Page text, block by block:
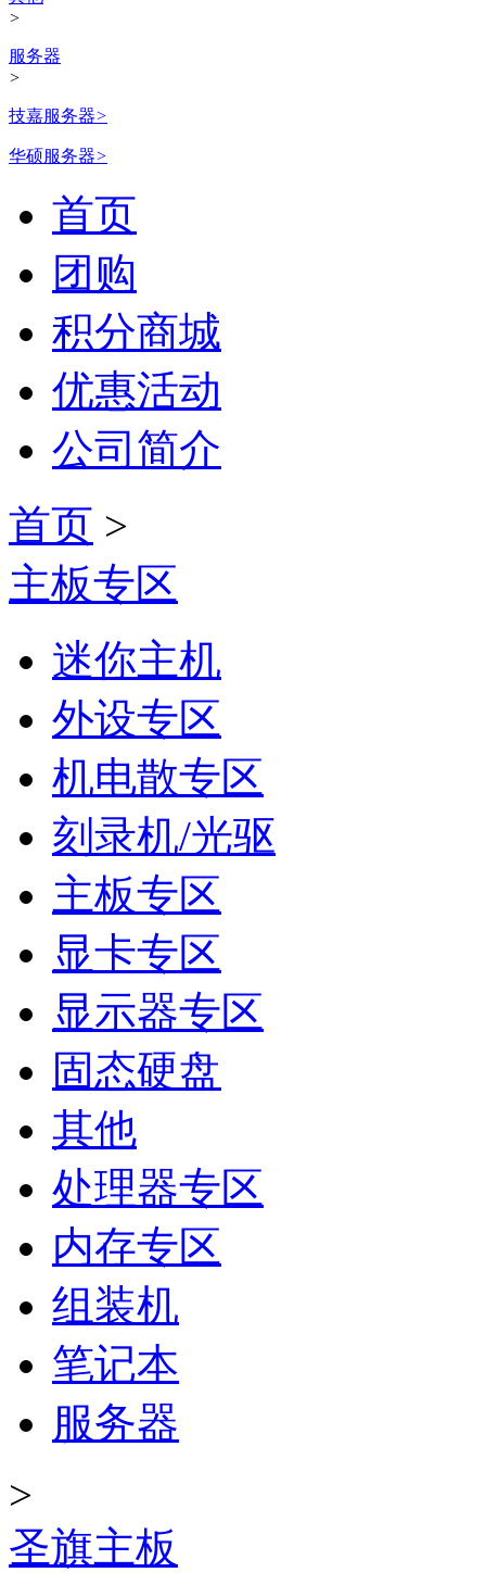
>
服务器
>
技嘉服务器>
华硕服务器>
首页
团购
积分商城
优惠活动
公司简介
首页 >
主板专区
迷你主机
外设专区
机电散专区
刻录机/光驱
主板专区
显卡专区
显示器专区
固态硬盘
其他
处理器专区
内存专区
组装机
笔记本
服务器
>
圣旗主板